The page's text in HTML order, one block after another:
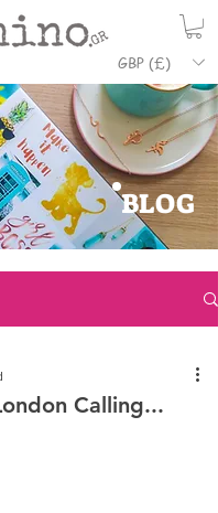
GBP (£)
BLOG
Calling...